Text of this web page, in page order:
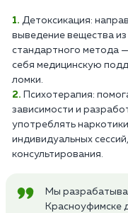
Детоксикация:
выведение вещества
стандартного метода
себя медицинскую
ломки.
Психотерапия:
зависимости и
употреблять
индивидуальных
консультирования.
Мы
Красноуфимске